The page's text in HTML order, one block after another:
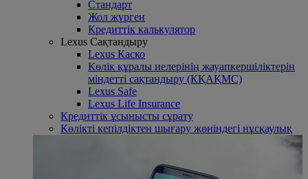
Стандарт
Жол жүрген
Кредиттік калькулятор
Lexus Сақтандыру
Lexus Каско
Көлік құралы иелерінің жауапкершіліктерін
міндетті сақтандыру (КҚАҚМС)
Lexus Safe
Lexus Life Insurance
Кредиттік ұсынысты сұрату
Көлікті кепілдіктен шығару жөніндегі нұсқаулық